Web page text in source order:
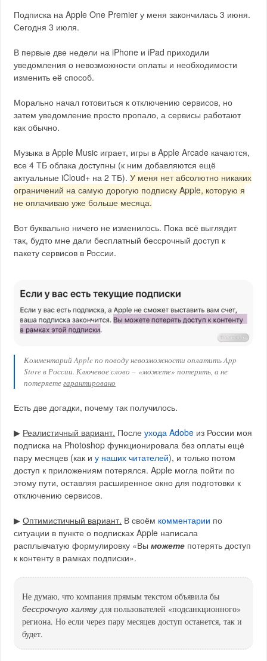
Подписка на Apple One Premier у меня закончилась 3 июня.
Сегодня 3 июля.
В первые две недели на iPhone и iPad приходили
уведомления о невозможности оплаты и необходимости
изменить её способ.
Морально начал готовиться к отключению сервисов, но
затем уведомление просто пропало, а сервисы работают
как обычно.
Музыка в Apple Music играет, игры в Apple Arcade качаются,
все 4 ТБ облака доступны (к ним добавляются ещё
актуальные iCloud+ на 2 ТБ).У меня нет абсолютно никаких
ограничений на самую дорогую подписку Apple, которую я
не оплачиваю уже больше месяца.
Вот буквально ничего не изменилось. Пока всё выглядит
так, будто мне дали бесплатный бессрочный доступ к
пакету сервисов в России.
Комментарий Apple по поводу невозможности оплатить App
Store в России. Ключевое слово – «можете» потерять, а не
потеряетегарантировано
Есть две догадки, почему так получилось.
▶︎ Реалистичный вариант. Послеухода Adobe из России моя
подписка на Photoshop функционировала без оплаты ещё
пару месяцев (как иу наших читателей), и только потом
доступ к приложениям потерялся. Apple могла пойти по
этому пути, оставляя расширенное окно для подготовки к
отключению сервисов.
▶︎Оптимистичный вариант. В своём комментарии по
ситуации в пункте о подписках Apple написала
расплывчатую формулировку «Выможете потерять доступ
к контенту в рамках подписки».
Не думаю, что компания прямым текстом объявила бы
бессрочную халявудля пользователей «подсанкционного»
региона. Но если через пару месяцев доступ останется, так и
будет.